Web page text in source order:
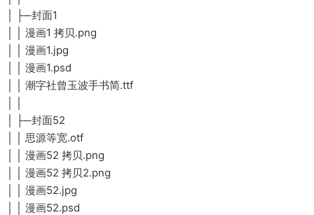
│ ├─封面1
│ │ 漫画1 拷贝.png
│ │ 漫画1.jpg
│ │ 漫画1.psd
│ │ 潮字社曾玉波手书简.ttf
│ ├─封面52
│ │ 思源等宽.otf
│ │ 漫画52 拷贝.png
│ │ 漫画52 拷贝2.png
│ │ 漫画52.jpg
│ │ 漫画52.psd